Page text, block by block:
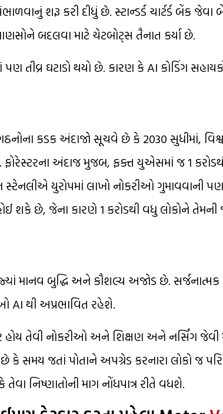
શરૂ કરી દીધું છે. સ્ટાન્ડર્ડ ચાર્ટર્ડ બેંક
બદલવા માટે ચેટબોટ્સ તૈનાત કર્યા છે.
તીવ્ર ઘટાડો થયો છે. કારણ કે AI કોડિંગ
કડક અંદાજો સૂચવે છે કે 2030 સુધીમાં,
ફોરેસ્ટરના અંદાજ મુજબ, ફક્ત યુએસમાં જ 1
સ્ટેનલીએ યુરોપમાં લાખો નોકરીઓ ગુમાવવાની
છે, જેના કારણે 1 કરોડથી વધુ લોકોને તેમની
માનવ બુદ્ધિ અને કૌશલ્ય અજોડ છે. સર્જનાત્મક
AI થી અપ્રભાવિત રહેશે.
હોય તેવી નોકરીઓ અને શિક્ષણ અને નર્સિંગ જેવી
સમય જતાં પોતાને અપગ્રેડ કરનારા લોકો જ
નિષ્ણાતોની માગ નોંધપાત્ર રીતે વધશે.